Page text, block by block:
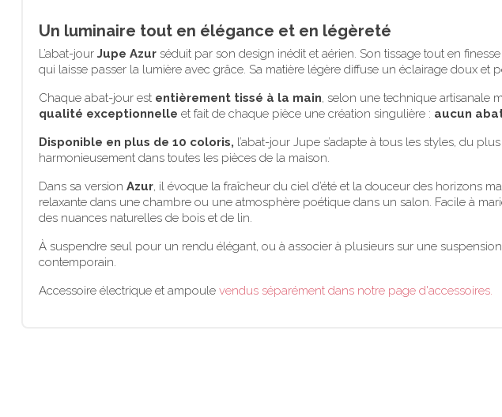
Un luminaire tout en élégance et en légèreté
L’abat-jour Jupe Azur séduit par son design inédit et aérien. Son tissage tout en
qui laisse passer la lumière avec grâce. Sa matière légère diffuse un éclairage doux
Chaque abat-jour est entièrement tissé à la main, selon une technique artisanale
qualité exceptionnelle et fait de chaque pièce une création singulière : aucun
Disponible en plus de 10 coloris, l’abat-jour Jupe s’adapte à tous les styles, du
harmonieusement dans toutes les pièces de la maison.
Dans sa version Azur, il évoque la fraîcheur du ciel d’été et la douceur des horizons
relaxante dans une chambre ou une atmosphère poétique dans un salon. Facile à
des nuances naturelles de bois et de lin.
À suspendre seul pour un rendu élégant, ou à associer à plusieurs sur une
contemporain.
Accessoire électrique et ampoule vendus séparément dans notre page d'accessoires.